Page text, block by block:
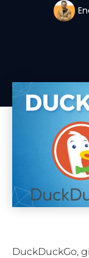
DuckDuckGo,